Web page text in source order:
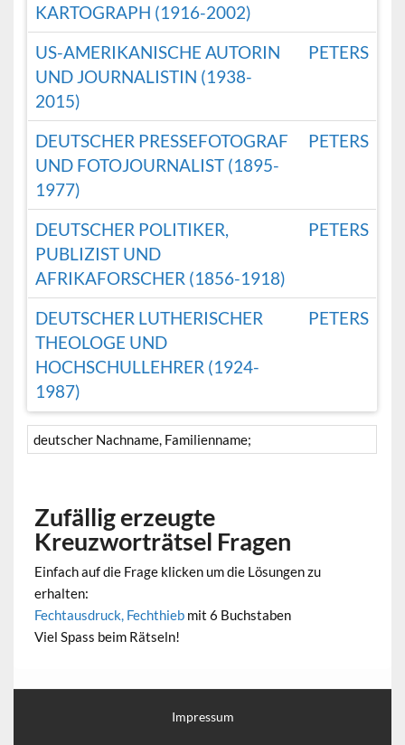
KARTOGRAPH (1916-2002)
US-AMERIKANISCHE AUTORIN
UND JOURNALISTIN (1938-
2015)
PETERS
DEUTSCHER PRESSEFOTOGRAF
UND FOTOJOURNALIST (1895-
1977)
PETERS
DEUTSCHER POLITIKER,
PUBLIZIST UND
AFRIKAFORSCHER (1856-1918)
PETERS
DEUTSCHER LUTHERISCHER
THEOLOGE UND
HOCHSCHULLEHRER (1924-
1987)
PETERS
deutscher Nachname, Familienname;
Zufällig erzeugte
Kreuzworträtsel Fragen
Einfach auf die Frage klicken um die Lösungen zu
erhalten:
Fechtausdruck, Fechthieb mit 6 Buchstaben
Viel Spass beim Rätseln!
Impressum